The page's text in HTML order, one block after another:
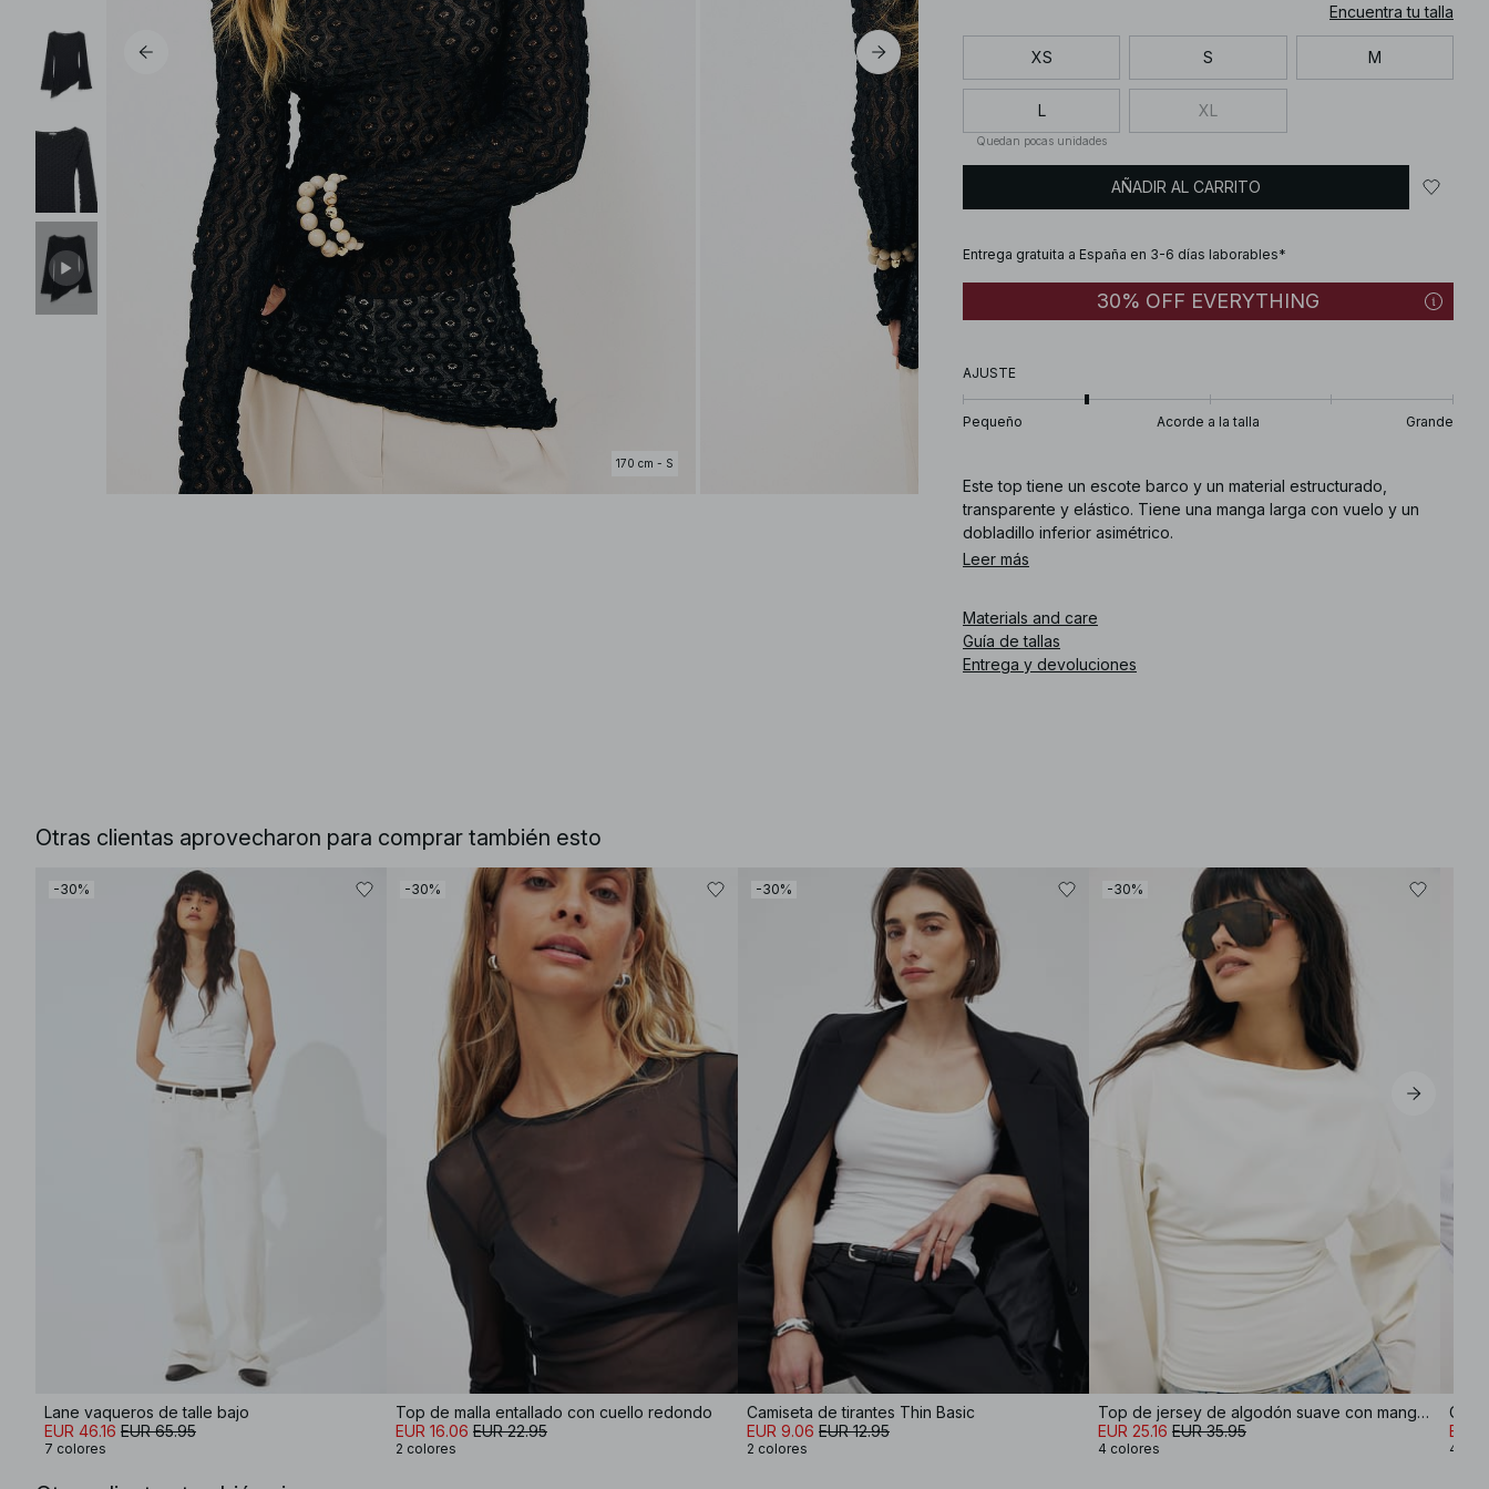
170 cm - S
Encuentra tu talla
XS S M
L
Quedan pocas unidades
XL
AÑADIR AL CARRITO
Entrega gratuita a España en 3-6 días laborables*
30% OFF EVERYTHING
AJUSTE
Pequeño Acorde a la talla Grande
Este top tiene un escote barco y un material estructurado,
transparente y elástico. Tiene una manga larga con vuelo y un
dobladillo inferior asimétrico.
Leer más
Materials and care
Guía de tallas
Entrega y devoluciones
Otras clientas aprovecharon para comprar también esto
-30%
Lane vaqueros de talle bajo
EUR 46.16 EUR 65.95
7 colores
-30%
Top de malla entallado con cuello redondo
EUR 16.06 EUR 22.95
2 colores
-30%
Camiseta de tirantes Thin Basic
EUR 9.06 EUR 12.95
2 colores
-30%
Top de jersey de algodón suave con mangas anchas
EUR 25.16 EUR 35.95
4 colores
EUR
4